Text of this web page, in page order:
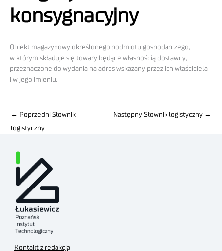
konsygnacyjny
Obiekt magazynowy określonego podmiotu gospodarczego,
w którym składuje się towary będące własnością dostawcy,
przeznaczone do wydania na adres wskazany przez ich właściciela
i w jego imieniu.
← Poprzedni Słownik
logistyczny
Następny Słownik logistyczny →
Kontakt z redakcją